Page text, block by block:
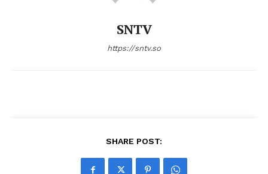
SNTV
https://sntv.so
SHARE POST: